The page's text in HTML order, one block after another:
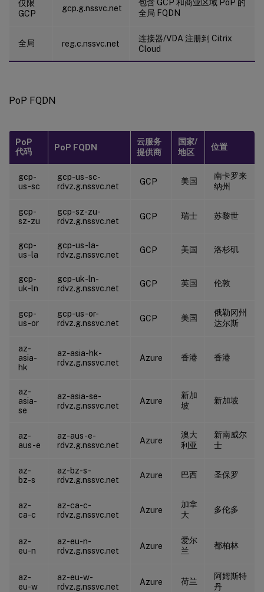
仅限
GCP
gcp.g.nssvc.net
包含 GCP 和商业区域 PoP 的
全局 FQDN
全局 reg.c.nssvc.net
连接器/VDA 注册到 Citrix
Cloud
PoP FQDN
PoP
代码
PoP FQDN
云服务
提供商
国家/
地区
位置
gcp-
us-sc
gcp-us-sc-
rdvz.g.nssvc.net
GCP 美国
南卡罗来
纳州
gcp-
sz-zu
gcp-sz-zu-
rdvz.g.nssvc.net
GCP 瑞士 苏黎世
gcp-
us-la
gcp-us-la-
rdvz.g.nssvc.net
GCP 美国 洛杉矶
gcp-
uk-ln
gcp-uk-ln-
rdvz.g.nssvc.net
GCP 英国 伦敦
gcp-
us-or
gcp-us-or-
rdvz.g.nssvc.net
GCP 美国
俄勒冈州
达尔斯
az-
asia-
hk
az-asia-hk-
rdvz.g.nssvc.net
Azure 香港 香港
az-
asia-
se
az-asia-se-
rdvz.g.nssvc.net
Azure
新加
坡
新加坡
az-
aus-e
az-aus-e-
rdvz.g.nssvc.net
Azure
澳大
利亚
新南威尔
士
az-
bz-s
az-bz-s-
rdvz.g.nssvc.net
Azure 巴西 圣保罗
az-
ca-c
az-ca-c-
rdvz.g.nssvc.net
Azure
加拿
大
多伦多
az-
eu-n
az-eu-n-
rdvz.g.nssvc.net
Azure
爱尔
兰
都柏林
az-
eu-w
az-eu-w-
rdvz.g.nssvc.net
Azure 荷兰
阿姆斯特
丹